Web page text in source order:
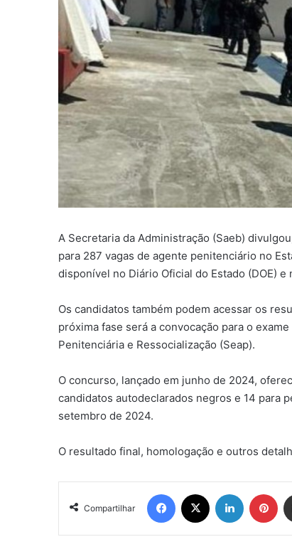
A Secretaria da Administração (Saeb)
para 287 vagas de agente penitenciário no
disponível no Diário Oficial do Estado (DOE) e
Os candidatos também podem acessar os
próxima fase será a convocação para o
Penitenciária e Ressocialização (Seap).
O concurso, lançado em junho de 2024,
candidatos autodeclarados negros e 14 para
setembro de 2024.
O resultado final, homologação e outros
Compartilhar
Facebook Linkedin